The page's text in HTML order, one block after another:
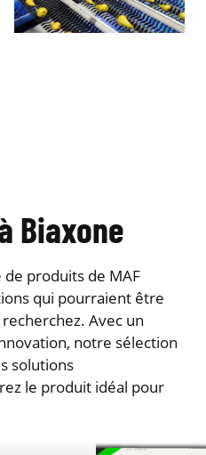
Biaxone
de produits de MAF
qui pourraient être
Avec un
notre sélection
solutions
le produit idéal pour